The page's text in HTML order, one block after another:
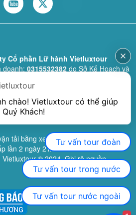
Cổ phần Lữ hành Vietluxtour
doanh: 0315532382do Sở Kế Hoạch và
ngày 28/02/2019 (sửa đổi bổ sung
hành quốc tế:79-1111/2019/TCDL-GP
(nay là Cục Du lịch quốc gia Việt Nam)
(sửa đổi, bổ sung lần 3 ngày
tải bằng xe ô tô:11924do Sở Giao
lần 2 ngày 21/02/2023.
® 2024. Ghi rõ nguồn
chào! Vietluxtour có thể giúp
Khách!
Tư vấn tour đoàn
Tư vấn tour trong nước
Tư vấn tour nước ngoài